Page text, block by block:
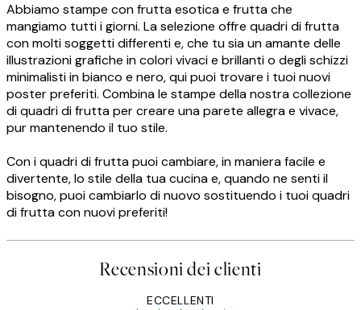
Abbiamo stampe con frutta esotica e frutta che
mangiamo tutti i giorni. La selezione offre quadri di frutta
con molti soggetti differenti e, che tu sia un amante delle
illustrazioni grafiche in colori vivaci e brillanti o degli schizzi
minimalisti in bianco e nero, qui puoi trovare i tuoi nuovi
poster preferiti. Combina le stampe della nostra collezione
di quadri di frutta per creare una parete allegra e vivace,
pur mantenendo il tuo stile.
Con i quadri di frutta puoi cambiare, in maniera facile e
divertente, lo stile della tua cucina e, quando ne senti il
bisogno, puoi cambiarlo di nuovo sostituendo i tuoi quadri
di frutta con nuovi preferiti!
Recensioni dei clienti
ECCELLENTI